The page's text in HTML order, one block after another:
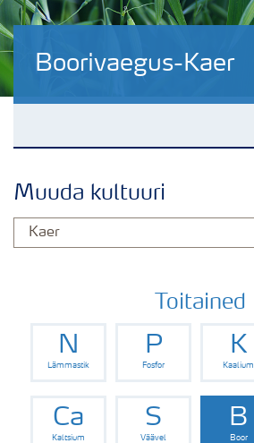
Boorivaegus-Kaer
Kaera väetamisprogramm
Muuda kultuuri
Toitained
N
Lämmastik
P
Fosfor
K
Kaalium
Ca
Kaltsium
S
Väävel
B
Boor